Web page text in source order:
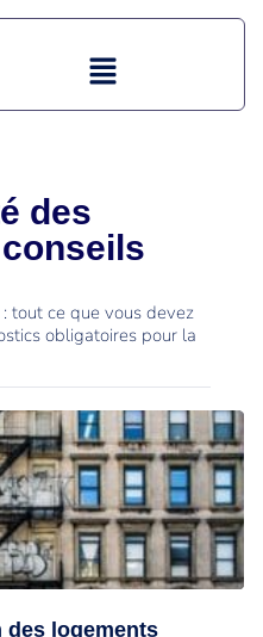
des
tout ce que vous devez
obligatoires pour la
logements